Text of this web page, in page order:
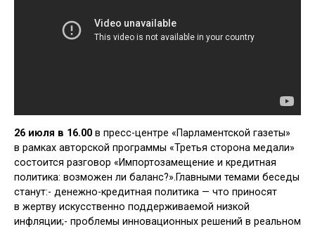
26 июля в 16.00 в пресс-центре «Парламентской газеты»
в рамках авторской программы «Третья сторона медали»
состоится разговор «Импортозамещение и кредитная
политика: возможен ли баланс?».Главными темами беседы
станут:- денежно-кредитная политика — что приносят
в жертву искусственно поддерживаемой низкой
инфляции;- проблемы инновационных решений в реальном